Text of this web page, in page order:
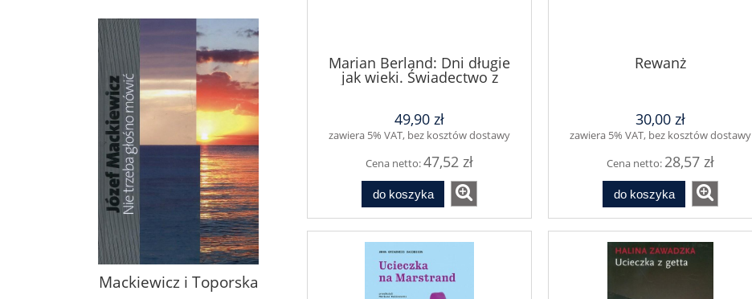
Mackiewicz i Toporska
Marian Berland: Dni długie
jak wieki. Świadectwo z
ukrycia od powstania w
1944
49,90 zł
zawiera 5% VAT, bez kosztów dostawy
Cena netto:47,52 zł
do koszyka
Rewanż
30,00 zł
zawiera 5% VAT, bez kosztów dostawy
Cena netto: 28,57 zł
do koszyka